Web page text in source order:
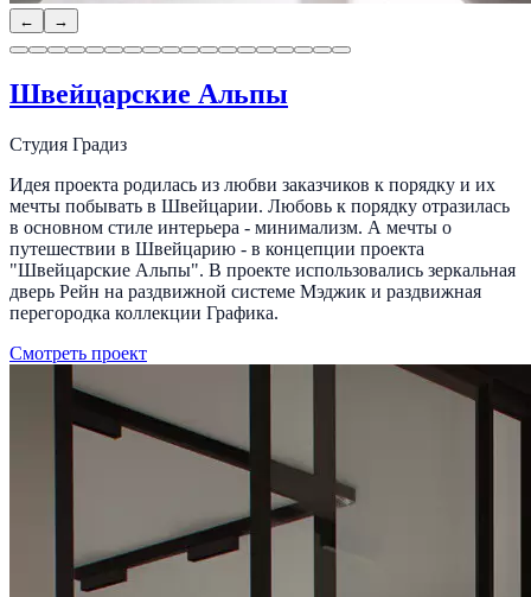
← →
Швейцарские Альпы
Студия Градиз
Идея проекта родилась из любви заказчиков к порядку и их
мечты побывать в Швейцарии. Любовь к порядку отразилась
в основном стиле интерьера - минимализм. А мечты о
путешествии в Швейцарию - в концепции проекта
"Швейцарские Альпы". В проекте использовались зеркальная
дверь Рейн на раздвижной системе Мэджик и раздвижная
перегородка коллекции Графика.
Смотреть проект